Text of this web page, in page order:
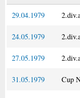
29.04.1979
24.05.1979
27.05.1979
31.05.1979 Cup